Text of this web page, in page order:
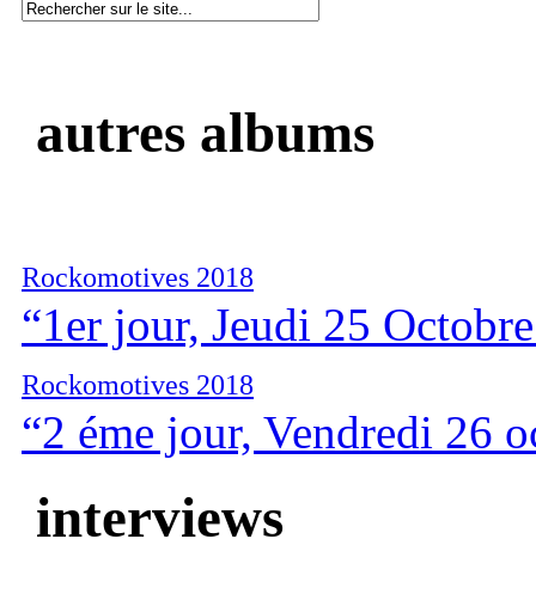
autres albums
Rockomotives 2018
“1er jour, Jeudi 25
Rockomotives 2018
“2 éme jour, Vendredi 26
interviews